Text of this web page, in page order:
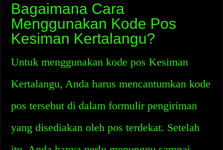
Bagaimana Cara
Menggunakan Kode Pos
Kesiman Kertalangu?
Untuk menggunakan kode pos Kesiman
Kertalangu, Anda harus mencantumkan kode
pos tersebut di dalam formulir pengiriman
yang disediakan oleh pos terdekat. Setelah